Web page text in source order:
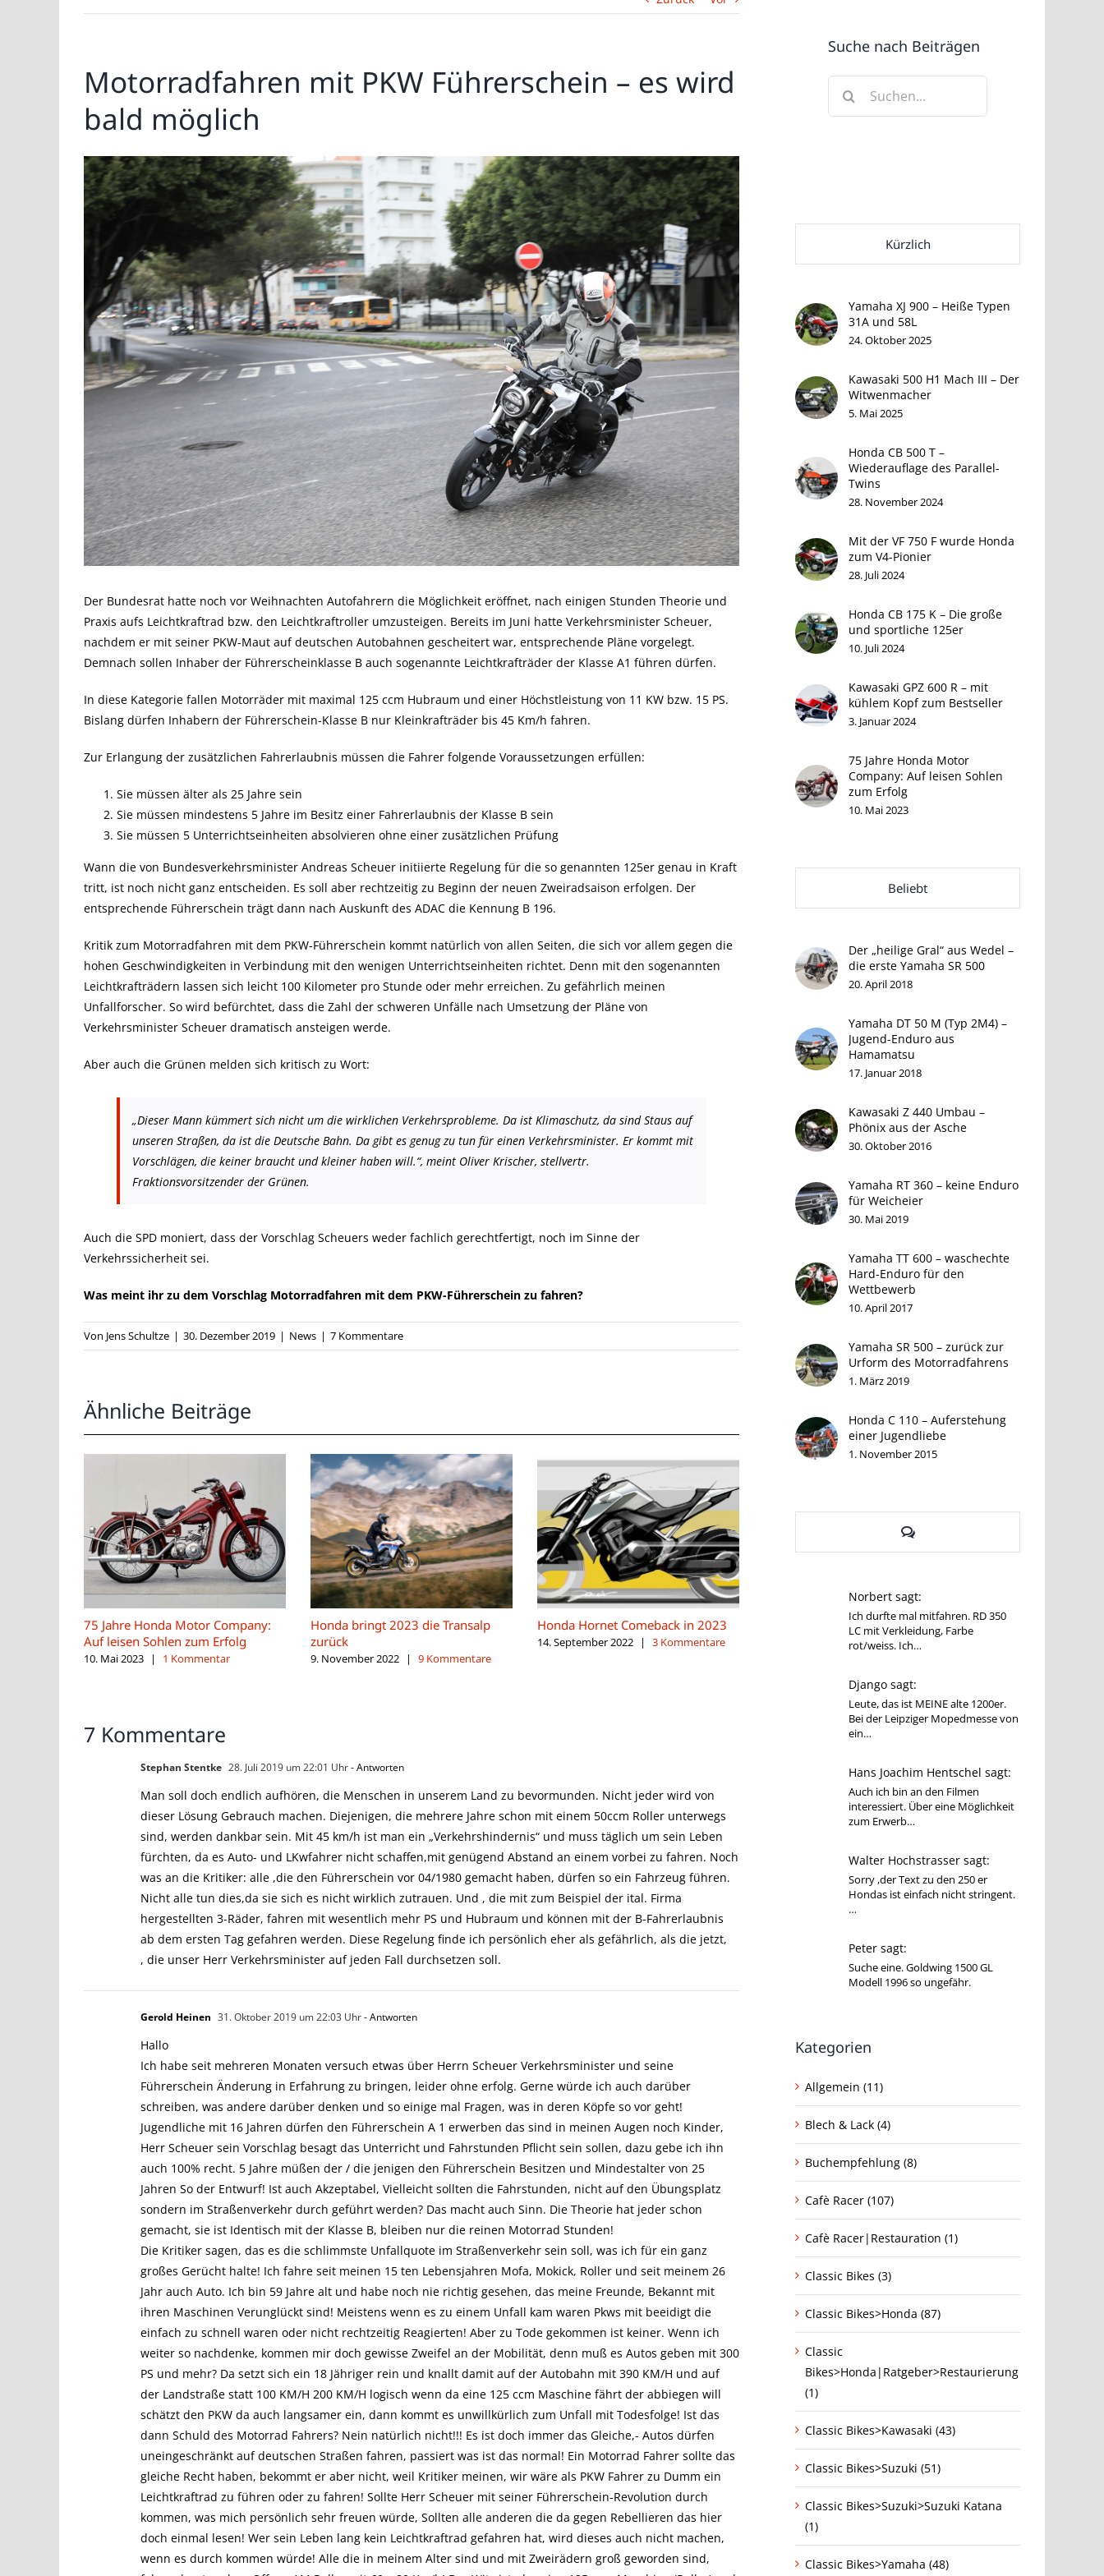
Motorradfahren mit PKW Führerschein – es wird
bald möglich
Zeige
grösseres
Bild
Der Bundesrat hatte noch vor Weihnachten Autofahrern die Möglichkeit eröffnet, nach einigen Stunden Theorie und
Praxis aufs Leichtkraftrad bzw. den Leichtkraftroller umzusteigen. Bereits im Juni hatte Verkehrsminister Scheuer,
nachdem er mit seiner PKW-Maut auf deutschen Autobahnen gescheitert war, entsprechende Pläne vorgelegt.
Demnach sollen Inhaber der Führerscheinklasse B auch sogenannte Leichtkrafträder der Klasse A1 führen dürfen.
In diese Kategorie fallen Motorräder mit maximal 125 ccm Hubraum und einer Höchstleistung von 11 KW bzw. 15 PS.
Bislang dürfen Inhabern der Führerschein-Klasse B nur Kleinkrafträder bis 45 Km/h fahren.
Zur Erlangung der zusätzlichen Fahrerlaubnis müssen die Fahrer folgende Voraussetzungen erfüllen:
Sie müssen älter als 25 Jahre sein
Sie müssen mindestens 5 Jahre im Besitz einer Fahrerlaubnis der Klasse B sein
Sie müssen 5 Unterrichtseinheiten absolvieren ohne einer zusätzlichen Prüfung
Wann die von Bundesverkehrsminister Andreas Scheuer initiierte Regelung für die so genannten 125er genau in Kraft
tritt, ist noch nicht ganz entscheiden. Es soll aber rechtzeitig zu Beginn der neuen Zweiradsaison erfolgen. Der
entsprechende Führerschein trägt dann nach Auskunft des ADAC die Kennung B 196.
Kritik zum Motorradfahren mit dem PKW-Führerschein kommt natürlich von allen Seiten, die sich vor allem gegen die
hohen Geschwindigkeiten in Verbindung mit den wenigen Unterrichtseinheiten richtet. Denn mit den sogenannten
Leichtkrafträdern lassen sich leicht 100 Kilometer pro Stunde oder mehr erreichen. Zu gefährlich meinen
Unfallforscher. So wird befürchtet, dass die Zahl der schweren Unfälle nach Umsetzung der Pläne von
Verkehrsminister Scheuer dramatisch ansteigen werde.
Aber auch die Grünen melden sich kritisch zu Wort:
„Dieser Mann kümmert sich nicht um die wirklichen Verkehrsprobleme. Da ist Klimaschutz, da sind Staus auf
unseren Straßen, da ist die Deutsche Bahn. Da gibt es genug zu tun für einen Verkehrsminister. Er kommt mit
Vorschlägen, die keiner braucht und kleiner haben will.“, meint Oliver Krischer, stellvertr.
Fraktionsvorsitzender der Grünen.
Auch die SPD moniert, dass der Vorschlag Scheuers weder fachlich gerechtfertigt, noch im Sinne der
Verkehrssicherheit sei.
Was meint ihr zu dem Vorschlag Motorradfahren mit dem PKW-Führerschein zu fahren?
Von Jens Schultze | 30. Dezember 2019 | News | 7 Kommentare
Ähnliche Beiträge
75 Jahre Honda Motor Company:
Auf leisen Sohlen zum Erfolg
10. Mai 2023 | 1 Kommentar
Honda bringt 2023 die Transalp
zurück
9. November 2022 | 9 Kommentare
Honda Hornet Comeback in 2023
14. September 2022 | 3 Kommentare
75 Jahre Honda Motor Company:
Auf leisen Sohlen zum Erfolg
Honda bringt 2023
7 Kommentare
Stephan Stentke 28. Juli 2019 um 22:01 Uhr- Antworten
Man soll doch endlich aufhören, die Menschen in unserem Land zu bevormunden. Nicht jeder wird von
dieser Lösung Gebrauch machen. Diejenigen, die mehrere Jahre schon mit einem 50ccm Roller unterwegs
sind, werden dankbar sein. Mit 45 km/h ist man ein „Verkehrshindernis“ und muss täglich um sein Leben
fürchten, da es Auto- und LKwfahrer nicht schaffen,mit genügend Abstand an einem vorbei zu fahren. Noch
was an die Kritiker: alle ,die den Führerschein vor 04/1980 gemacht haben, dürfen so ein Fahrzeug führen.
Nicht alle tun dies,da sie sich es nicht wirklich zutrauen. Und , die mit zum Beispiel der ital. Firma
hergestellten 3-Räder, fahren mit wesentlich mehr PS und Hubraum und können mit der B-Fahrerlaubnis
ab dem ersten Tag gefahren werden. Diese Regelung finde ich persönlich eher als gefährlich, als die jetzt,
, die unser Herr Verkehrsminister auf jeden Fall durchsetzen soll.
Gerold Heinen 31. Oktober 2019 um 22:03 Uhr- Antworten
Hallo
Ich habe seit mehreren Monaten versuch etwas über Herrn Scheuer Verkehrsminister und seine
Führerschein Änderung in Erfahrung zu bringen, leider ohne erfolg. Gerne würde ich auch darüber
schreiben, was andere darüber denken und so einige mal Fragen, was in deren Köpfe so vor geht!
Jugendliche mit 16 Jahren dürfen den Führerschein A 1 erwerben das sind in meinen Augen noch Kinder,
Herr Scheuer sein Vorschlag besagt das Unterricht und Fahrstunden Pflicht sein sollen, dazu gebe ich ihn
auch 100% recht. 5 Jahre müßen der / die jenigen den Führerschein Besitzen und Mindestalter von 25
Jahren So der Entwurf! Ist auch Akzeptabel, Vielleicht sollten die Fahrstunden, nicht auf den Übungsplatz
sondern im Straßenverkehr durch geführt werden? Das macht auch Sinn. Die Theorie hat jeder schon
gemacht, sie ist Identisch mit der Klasse B, bleiben nur die reinen Motorrad Stunden!
Die Kritiker sagen, das es die schlimmste Unfallquote im Straßenverkehr sein soll, was ich für ein ganz
großes Gerücht halte! Ich fahre seit meinen 15 ten Lebensjahren Mofa, Mokick, Roller und seit meinem 26
Jahr auch Auto. Ich bin 59 Jahre alt und habe noch nie richtig gesehen, das meine Freunde, Bekannt mit
ihren Maschinen Verunglückt sind! Meistens wenn es zu einem Unfall kam waren Pkws mit beeidigt die
einfach zu schnell waren oder nicht rechtzeitig Reagierten! Aber zu Tode gekommen ist keiner. Wenn ich
weiter so nachdenke, kommen mir doch gewisse Zweifel an der Mobilität, denn muß es Autos geben mit 300
PS und mehr? Da setzt sich ein 18 Jähriger rein und knallt damit auf der Autobahn mit 390 KM/H und auf
der Landstraße statt 100 KM/H 200 KM/H logisch wenn da eine 125 ccm Maschine fährt der abbiegen will
schätzt den PKW da auch langsamer ein, dann kommt es unwillkürlich zum Unfall mit Todesfolge! Ist das
dann Schuld des Motorrad Fahrers? Nein natürlich nicht!!! Es ist doch immer das Gleiche,- Autos dürfen
uneingeschränkt auf deutschen Straßen fahren, passiert was ist das normal! Ein Motorrad Fahrer sollte das
gleiche Recht haben, bekommt er aber nicht, weil Kritiker meinen, wir wäre als PKW Fahrer zu Dumm ein
Leichtkraftrad zu führen oder zu fahren! Sollte Herr Scheuer mit seiner Führerschein-Revolution durch
kommen, was mich persönlich sehr freuen würde, Sollten alle anderen die da gegen Rebellieren das hier
doch einmal lesen! Wer sein Leben lang kein Leichtkraftrad gefahren hat, wird dieses auch nicht machen,
wenn es durch kommen würde! Alle die in meinem Alter sind und mit Zweirädern groß geworden sind,
Suche nach Beiträgen
nach:
Kürzlich
Yamaha XJ 900 – Heiße Typen
31A und 58L
24. Oktober 2025
Kawasaki 500 H1 Mach III – Der
Witwenmacher
5. Mai 2025
Honda CB 500 T –
Wiederauflage des Parallel-
Twins
28. November 2024
Mit der VF 750 F wurde Honda
zum V4-Pionier
28. Juli 2024
Honda CB 175 K – Die große
und sportliche 125er
10. Juli 2024
Kawasaki GPZ 600 R – mit
kühlem Kopf zum Bestseller
3. Januar 2024
75 Jahre Honda Motor
Company: Auf leisen Sohlen
zum Erfolg
10. Mai 2023
Beliebt
Der „heilige Gral“ aus Wedel –
die erste Yamaha SR 500
20. April 2018
Yamaha DT 50 M (Typ 2M4) –
Jugend-Enduro aus
Hamamatsu
17. Januar 2018
Kawasaki Z 440 Umbau –
Phönix aus der Asche
30. Oktober 2016
Yamaha RT 360 – keine Enduro
für Weicheier
30. Mai 2019
Yamaha TT 600 – waschechte
Hard-Enduro für den
Wettbewerb
10. April 2017
Yamaha SR 500 – zurück zur
Urform des Motorradfahrens
1. März 2019
Honda C 110 – Auferstehung
einer Jugendliebe
1. November 2015
Kommentare
Norbert sagt:
Ich durfte mal mitfahren. RD 350
LC mit Verkleidung, Farbe
rot/weiss. Ich…
Django sagt:
Leute, das ist MEINE alte 1200er.
Bei der Leipziger Mopedmesse von
ein…
Hans Joachim Hentschel sagt:
Auch ich bin an den Filmen
interessiert. Über eine Möglichkeit
zum Erwerb…
Walter Hochstrasser sagt:
Sorry ,der Text zu den 250 er
Hondas ist einfach nicht stringent.
…
Peter sagt:
Suche eine. Goldwing 1500 GL
Modell 1996 so ungefähr.
Kategorien
Allgemein (11)
Blech & Lack (4)
Buchempfehlung (8)
Cafè Racer (107)
Cafè Racer|Restauration (1)
Classic Bikes (3)
Classic Bikes>Honda (87)
Classic
Bikes>Honda|Ratgeber>Restaurierung
(1)
Classic Bikes>Kawasaki (43)
Classic Bikes>Suzuki (51)
Classic Bikes>Suzuki>Suzuki Katana
(1)
Classic Bikes>Yamaha (48)